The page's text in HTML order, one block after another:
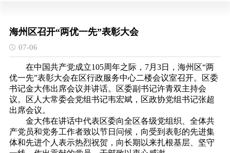
海州区召开“两优一先”表彰大会
07-06
在中国共产党成立105周年之际，7月3日，海州区“两
优一先”表彰大会在区行政服务中心二楼会议室召开。区委
书记金大伟出席会议并讲话。区委副书记许青双主持会
议。区人大常委会党组书记韦宏斌，区政协党组书记张超
出席会议。
金大伟在讲话中代表区委向全区各级党组织、全体共
产党员和党务工作者致以节日问候，向受到表彰的先进集
体和先进个人表示热烈祝贺，向长期以来扎根基层、坚守